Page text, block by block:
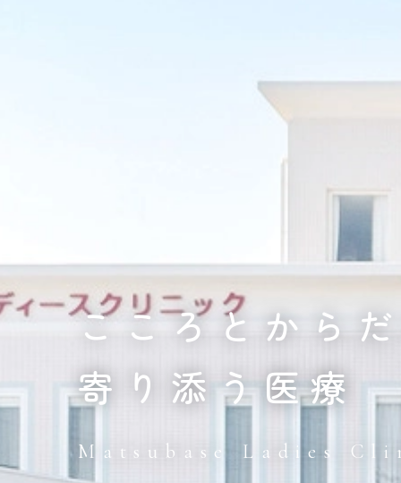
こころとから
寄り添う医療
Matsubase Ladies